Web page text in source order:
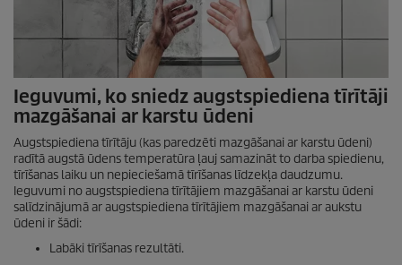
Ieguvumi, ko sniedz augstspiediena tīrītāji
mazgāšanai ar karstu ūdeni
Augstspiediena tīrītāju (kas paredzēti mazgāšanai ar karstu ūdeni)
radītā augstā ūdens temperatūra ļauj samazināt to darba spiedienu,
tīrīšanas laiku un nepieciešamā tīrīšanas līdzekļa daudzumu.
Ieguvumi no augstspiediena tīrītājiem mazgāšanai ar karstu ūdeni
salīdzinājumā ar augstspiediena tīrītājiem mazgāšanai ar aukstu
ūdeni ir šādi:
Labāki tīrīšanas rezultāti.